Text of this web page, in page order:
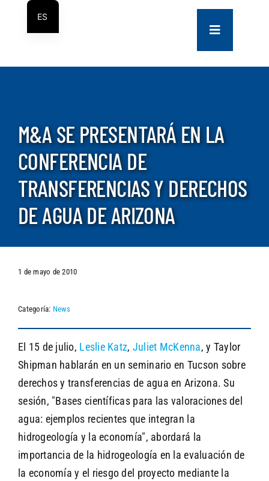
Navegación
de
palanca
COMPANY
PROJECTS
CONTACT US
M&A SE PRESENTARÁ EN LA
CONFERENCIA DE
TRANSFERENCIAS Y DERECHOS
DE AGUA DE ARIZONA
1 de mayo de 2010
Categoría: News
El 15 de julio, Leslie Katz, Juliet McKenna, y Taylor
Shipman hablarán en un seminario en Tucson sobre
derechos y transferencias de agua en Arizona. Su
sesión, "Bases científicas para las valoraciones del
agua: ejemplos recientes que integran la
hidrogeología y la economía", abordará la
importancia de la hidrogeología en la evaluación de
la economía y el riesgo del proyecto mediante la
ES
EN